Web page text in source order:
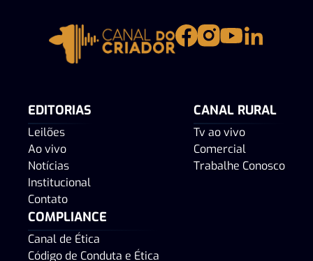
EDITORIAS
Leilões
Ao vivo
Notícias
Institucional
Contato
CANAL RURAL
Tv ao vivo
Comercial
Trabalhe Conosco
COMPLIANCE
Canal de Ética
Código de Conduta e Ética